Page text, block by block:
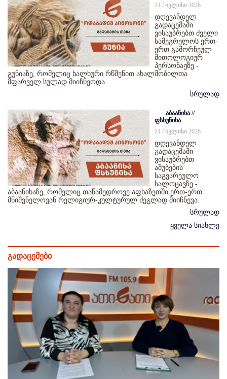
31 / ივლისი 2026
დღევანდელ
გადაცემაში
ვისაუბრებთ ძველი
სამეგრელოს ერთ-
ერთ გამორჩეულ
მითოლოგიურ
პერსონაჟზე -
გუნიაზე, რომელიც ხალხური რწმენით ახალშობილთა
მფარველ სულად მიიჩნეოდა.
სრულად
აბაანიხა //
ფსხუნიხა
24 / ივლისი 2026
დღევანდელ
გადაცემაში
ვისაუბრებთ
აშუბების
საგვარეულო
სალოცავზე -
აბაანიხაზე, რომელიც თანამედროვე აფხაზეთში ერთ-ერთ
მნიშვნელოვან რელიგიურ-კულტურულ ძეგლად მიიჩნევა.
სრულად
ყველა სიახლე
გადაცემები